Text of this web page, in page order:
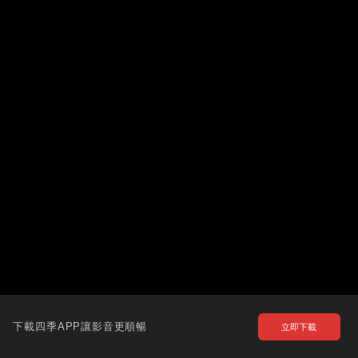
下載四季APP讓影音更順暢 立即下載